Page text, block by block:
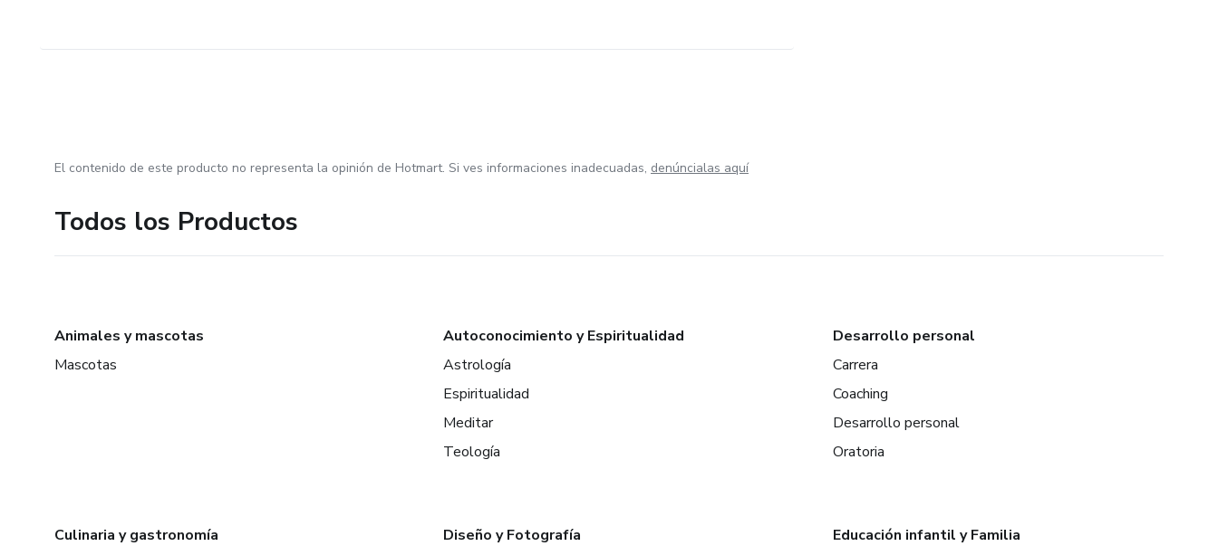
El contenido de este producto no representa la opinión de Hotmart. Si ves informaciones inadecuadas, denúncialas aquí
Todos los Productos
Animales y mascotas
Mascotas
Autoconocimiento y Espiritualidad
Astrología
Espiritualidad
Meditar
Teología
Desarrollo personal
Carrera
Coaching
Desarrollo personal
Oratoria
Culinaria y gastronomía
Diseño y Fotografía
Educación infantil y Familia